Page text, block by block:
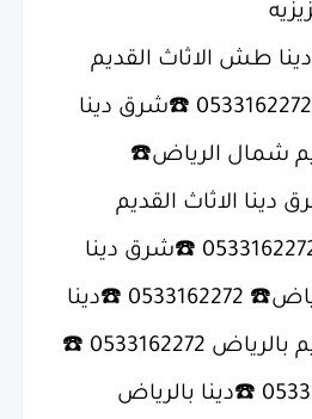
☎️دينا طش الاثاث القديم
شمال الرياض☎️ 0533162272 ☎️شرق دينا
شمال الرياض☎️
☎️شرق دينا الاثاث القديم
شمال الرياض☎️0533162272 ☎️شرق دينا
الاثاث القديم بالرياض☎️ 0533162272 ☎️دينا
طش الاثاث القديم بالرياض 0533162272 ☎️
بالرياض☎️0533162272 ☎️دينا بالرياض